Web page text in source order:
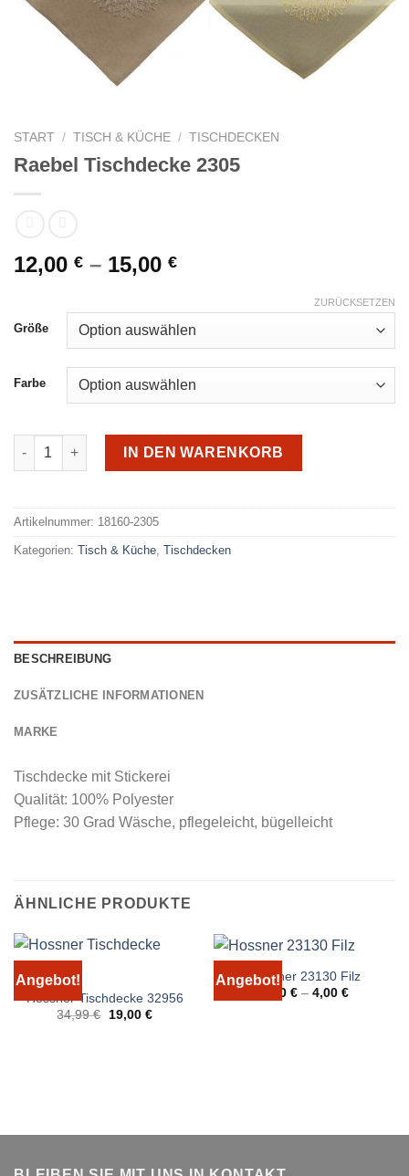
START / TISCH & KÜCHE / TISCHDECKEN
Raebel Tischdecke 2305
12,00 € – 15,00 €
Größe
Farbe
ZURÜCKSETZEN
Raebel Tischdecke 2305 Menge
IN DEN WARENKORB
Artikelnummer: 18160-2305
Kategorien: Tisch & Küche, Tischdecken
BESCHREIBUNG
ZUSÄTZLICHE INFORMATIONEN
MARKE
Tischdecke mit Stickerei
Qualität: 100% Polyester
Pflege: 30 Grad Wäsche, pflegeleicht, bügelleicht
ÄHNLICHE PRODUKTE
Angebot!
Hossner Tischdecke 32956
34,99€
Ursprünglicher
19,00 €Aktueller
Angebot!Hossner 23130 Filz
3,00 €– 4,00 €